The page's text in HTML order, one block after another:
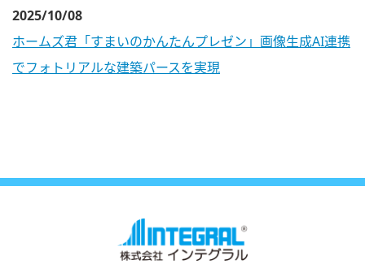
2025/10/08
ホームズ君「すまいのかんたんプレゼン」画像生成AI連携
でフォトリアルな建築パースを実現